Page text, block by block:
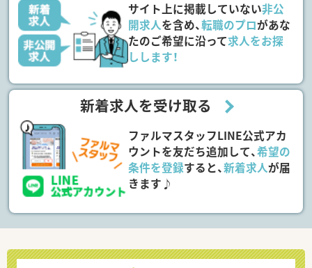
サイト上に掲載していない非公
開求人を含め、転職のプロがあな
たのご希望に沿って求人をお探
しします！
新着求人を受け取る
ファルマスタッフLINE公式アカ
ウントを友だち追加して、希望の
条件を登録すると、新着求人が届
きます♪